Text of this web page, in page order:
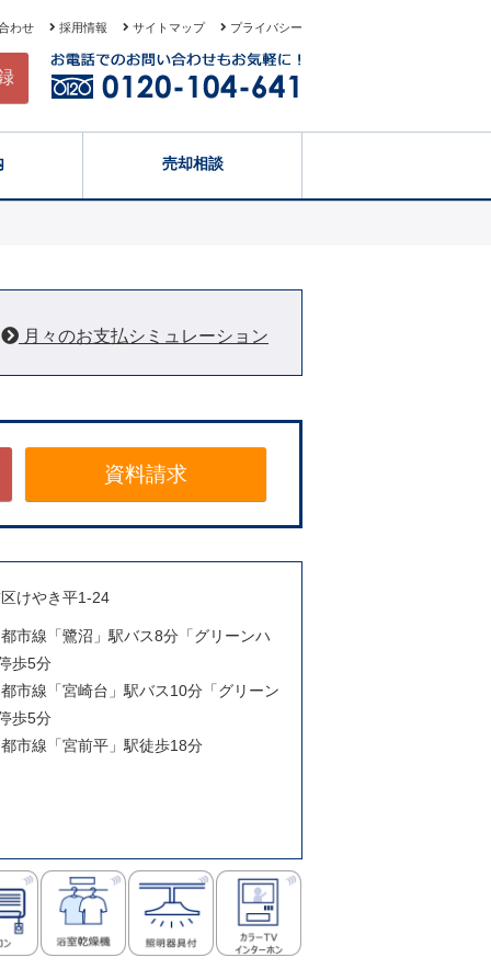
わせ 採用情報 サイトマップ プライバシー
売却相談
月々のお支払シミュレーション
資料請求
けやき平1-24
市線「鷺沼」駅バス8分「グリーンハ
歩5分
市線「宮崎台」駅バス10分「グリーン
歩5分
市線「宮前平」駅徒歩18分